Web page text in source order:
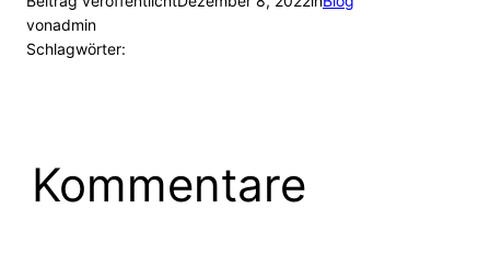
vonadmin
Schlagwörter:
Kommentare